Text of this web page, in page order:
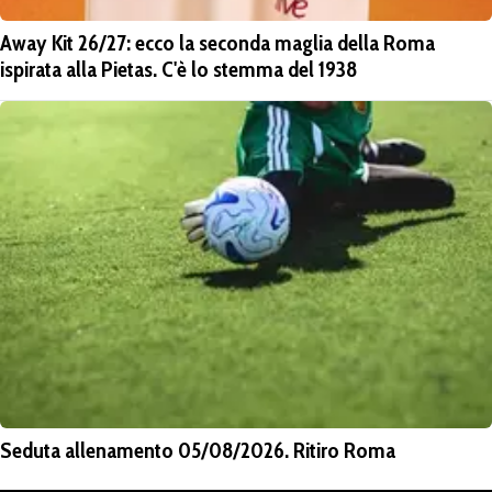
Away Kit 26/27: ecco la seconda maglia della Roma
ispirata alla Pietas. C'è lo stemma del 1938
Seduta allenamento 05/08/2026. Ritiro Roma